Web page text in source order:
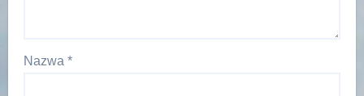
Nazwa *